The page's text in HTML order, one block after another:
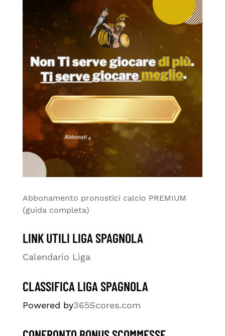
Abbonamento pronostici calcio PREMIUM
(guida completa)
LINK UTILI LIGA SPAGNOLA
Calendario Liga
CLASSIFICA LIGA SPAGNOLA
Powered by365Scores.com